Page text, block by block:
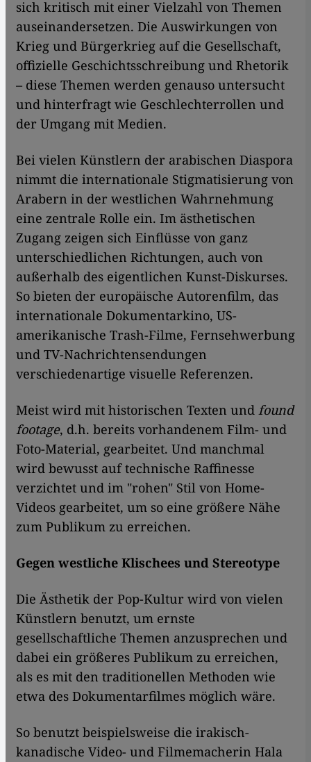
sich kritisch mit einer Vielzahl von Themen
auseinandersetzen. Die Auswirkungen von
Krieg und Bürgerkrieg auf die Gesellschaft,
offizielle Geschichtsschreibung und Rhetorik
– diese Themen werden genauso untersucht
und hinterfragt wie Geschlechterrollen und
der Umgang mit Medien.
Bei vielen Künstlern der arabischen Diaspora
nimmt die internationale Stigmatisierung von
Arabern in der westlichen Wahrnehmung
eine zentrale Rolle ein. Im ästhetischen
Zugang zeigen sich Einflüsse von ganz
unterschiedlichen Richtungen, auch von
außerhalb des eigentlichen Kunst-Diskurses.
So bieten der europäische Autorenfilm, das
internationale Dokumentarkino, US-
amerikanische Trash-Filme, Fernsehwerbung
und TV-Nachrichtensendungen
verschiedenartige visuelle Referenzen.
Meist wird mit historischen Texten und found
footage, d.h. bereits vorhandenem Film- und
Foto-Material, gearbeitet. Und manchmal
wird bewusst auf technische Raffinesse
verzichtet und im "rohen" Stil von Home-
Videos gearbeitet, um so eine größere Nähe
zum Publikum zu erreichen.
Gegen westliche Klischees und Stereotype
Die Ästhetik der Pop-Kultur wird von vielen
Künstlern benutzt, um ernste
gesellschaftliche Themen anzusprechen und
dabei ein größeres Publikum zu erreichen,
als es mit den traditionellen Methoden wie
etwa des Dokumentarfilmes möglich wäre.
So benutzt beispielsweise die irakisch-
kanadische Video- und Filmemacherin Hala